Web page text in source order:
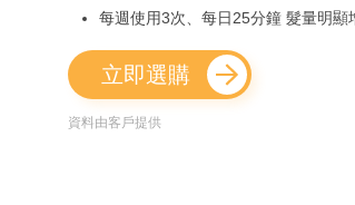
每週使用3次、每日25分鐘 髮量明顯
立即選購
資料由客戶提供